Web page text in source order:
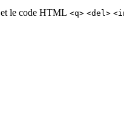
et le code HTML <q> <del>